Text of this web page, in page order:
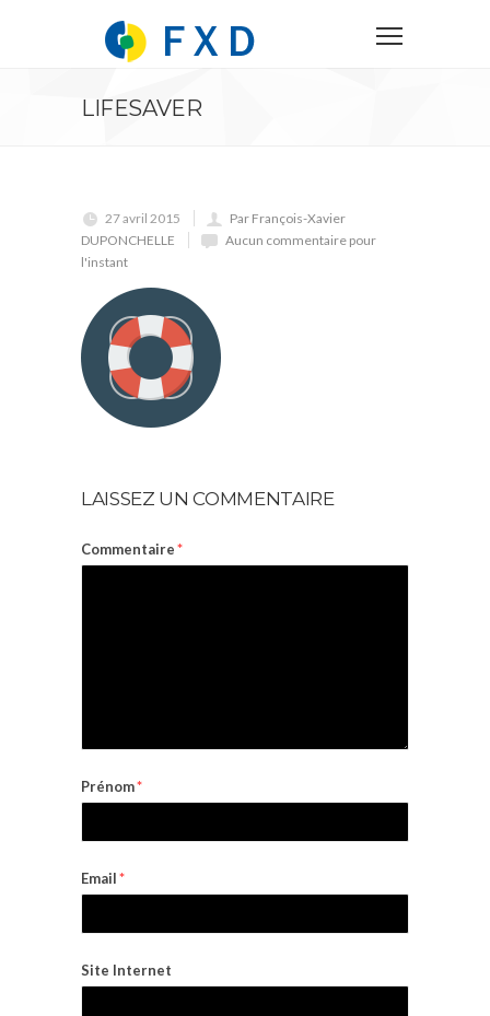
LIFESAVER
27 avril 2015
Par François-Xavier
DUPONCHELLE
Aucun commentaire pour
l'instant
LAISSEZ UN COMMENTAIRE
Commentaire*
Prénom*
Email*
Site Internet